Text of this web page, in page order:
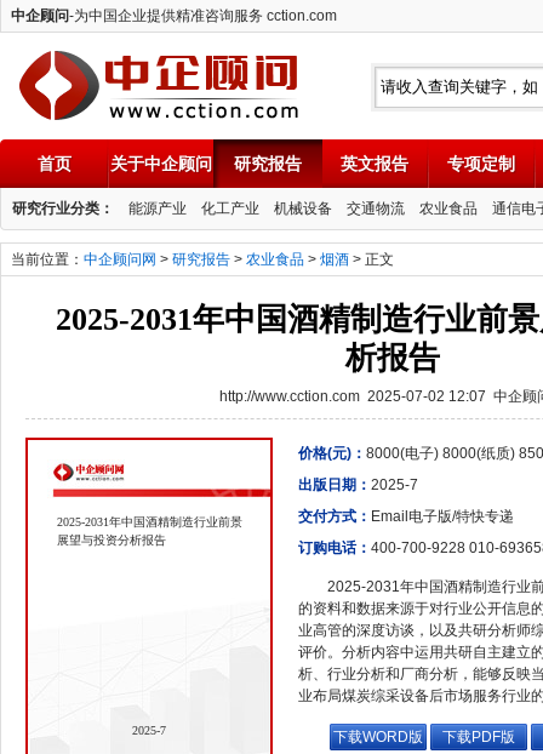
中企顾问-为中国企业提供精准咨询服务 cction.com
中企顾问
首页 关于中企顾问 研究报告 英文报告 专项定制
研究行业分类： 能源产业 化工产业 机械设备 交通物流 农业食品 通信电
当前位置： 中企顾问网 > 研究报告 > 农业食品 > 烟酒 > 正文
2025-2031年中国酒精制造行业前
析报告
http://www.cction.com 2025-07-02 12:07 中企顾
2025-2031年中国酒精制造行业前景
展望与投资分析报告
2025-7
价格(元)： 8000(电子) 8000(纸质)
出版日期： 2025-7
交付方式： Email电子版/特快专递
订购电话： 400-700-9228 010-
2025-2031年中国酒精制造行业
的资料和数据来源于对行业公开信息
业高管的深度访谈，以及共研分析师
评价。分析内容中运用共研自主建立
析、行业分析和厂商分析，能够反映
业布局煤炭综采设备后市场服务行业
下载WORD版 下载PDF版